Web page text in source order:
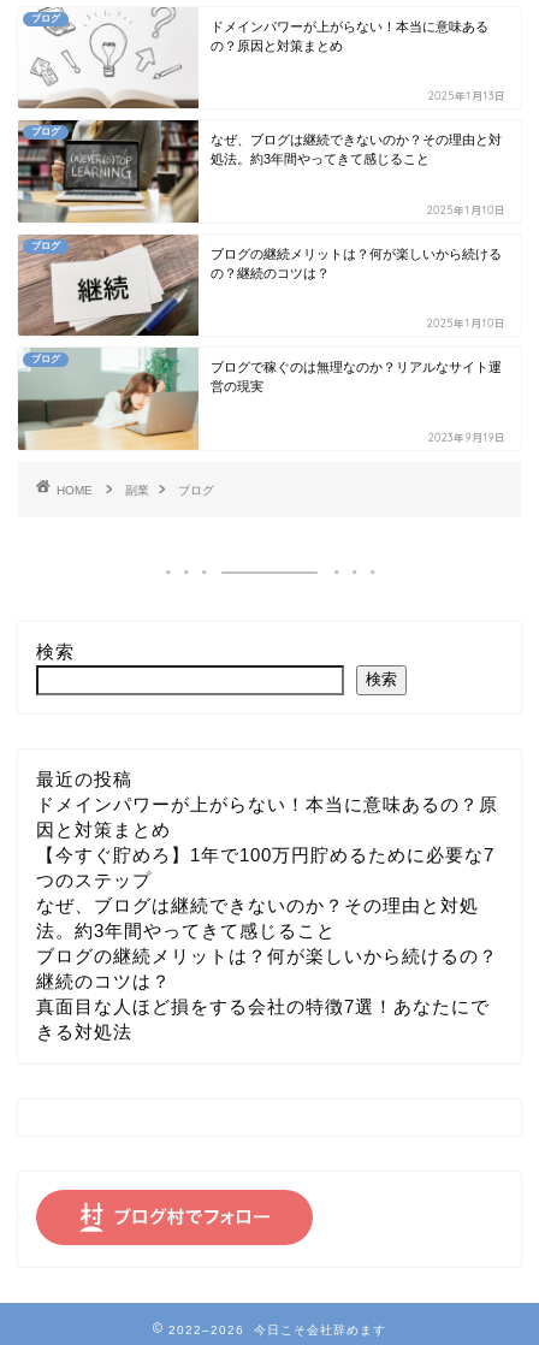
ブログ
ドメインパワーが上がらない！本当に意味ある
の？原因と対策まとめ
2025年1月13日
ブログ
なぜ、ブログは継続できないのか？その理由と対
処法。約3年間やってきて感じること
2025年1月10日
ブログ
ブログの継続メリットは？何が楽しいから続ける
の？継続のコツは？
2025年1月10日
ブログ
ブログで稼ぐのは無理なのか？リアルなサイト運
営の現実
2023年9月19日
HOME 副業 ブログ
検索
検索
最近の投稿
ドメインパワーが上がらない！本当に意味あるの？原
因と対策まとめ
【今すぐ貯めろ】1年で100万円貯めるために必要な7
つのステップ
なぜ、ブログは継続できないのか？その理由と対処
法。約3年間やってきて感じること
ブログの継続メリットは？何が楽しいから続けるの？
継続のコツは？
真面目な人ほど損をする会社の特徴7選！あなたにで
きる対処法
2022–2026 今日こそ会社辞めます